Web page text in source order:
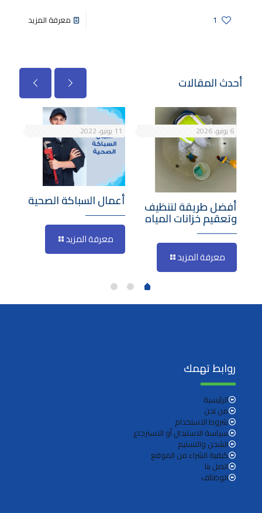
1
معرفة المزيد
أحدث المقالات
6 يونيو، 2026
أفضل طريقة لتنظيف
وتعقيم خزانات المياه
معرفة المزيد
11 يونيو، 2022
أعمال السباكة الصحية
معرفة المزيد
روابط تهمك
الرئيسية
من نحن
شروط الاستخدام
سياسة الاستبدال أو الاسترجاع
الشحن والتسليم
كيفية الشراء من الموقع
اتصل بنا
الوظائف